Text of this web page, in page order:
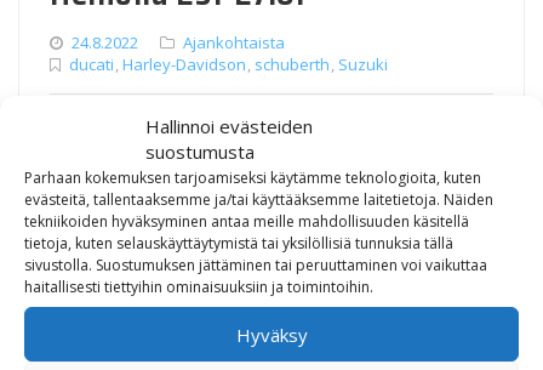
Hallinnoi evästeiden
suostumusta
Parhaan kokemuksen tarjoamiseksi käytämme teknologioita, kuten
evästeitä, tallentaaksemme ja/tai käyttääksemme laitetietoja. Näiden
tekniikoiden hyväksyminen antaa meille mahdollisuuden käsitellä
tietoja, kuten selauskäyttäytymistä tai yksilöllisiä tunnuksia tällä
sivustolla. Suostumuksen jättäminen tai peruuttaminen voi vaikuttaa
haitallisesti tiettyihin ominaisuuksiin ja toimintoihin.
Hyväksy
24.8.2022
Ajankohtaista
ducati,Harley-Davidson, schuberth, Suzuki
Nyt varastossa oleviin moottoripyöriin
varuste-/tarvikelahjakortti kaupan päälle. Kaikki
varastossa olevat Schuberth C3 Pro avattavat kypärät
tarjoushintaan 349 €. SW-Motech EVO-tankkilaukku 90-
145 € (ovh 120-190 €), Drybageja ja sisäkasseja 10
€/kpl.
Tweet